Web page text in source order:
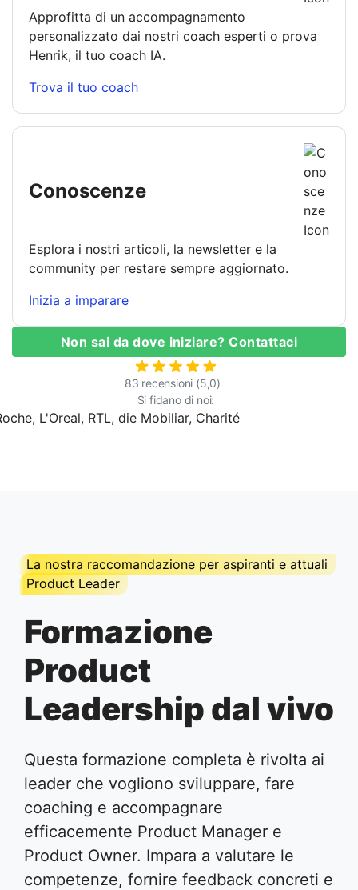
Approfitta di un accompagnamento
personalizzato dai nostri coach esperti o prova
Henrik, il tuo coach IA.
Trova il tuo coach
Conoscenze
Esplora i nostri articoli, la newsletter e la
community per restare sempre aggiornato.
Inizia a imparare
Non sai da dove iniziare? Contattaci
83 recensioni (5,0)
Si fidano di noi:
La nostra raccomandazione per aspiranti e attuali
Product Leader
Formazione
Product
Leadership dal vivo
Questa formazione completa è rivolta ai
leader che vogliono sviluppare, fare
coaching e accompagnare
efficacemente Product Manager e
Product Owner. Impara a valutare le
competenze, fornire feedback concreti e